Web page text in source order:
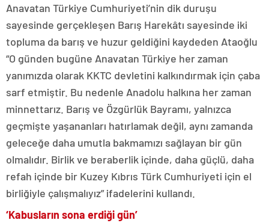
Anavatan Türkiye Cumhuriyeti’nin dik duruşu
sayesinde gerçekleşen Barış Harekâtı sayesinde iki
topluma da barış ve huzur geldiğini kaydeden Ataoğlu
“O günden bugüne Anavatan Türkiye her zaman
yanımızda olarak KKTC devletini kalkındırmak için çaba
sarf etmiştir. Bu nedenle Anadolu halkına her zaman
minnettarız. Barış ve Özgürlük Bayramı, yalnızca
geçmişte yaşananları hatırlamak değil, aynı zamanda
geleceğe daha umutla bakmamızı sağlayan bir gün
olmalıdır. Birlik ve beraberlik içinde, daha güçlü, daha
refah içinde bir Kuzey Kıbrıs Türk Cumhuriyeti için el
birliğiyle çalışmalıyız” ifadelerini kullandı.
‘Kabusların sona erdiği gün’